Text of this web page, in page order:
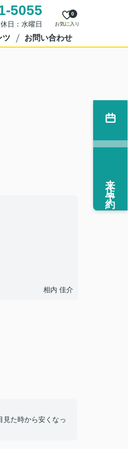
5055
日：水曜日 お気に入り
0
ツ お問い合わせ
相内 佳介
見た時から安くなっ
来店予約